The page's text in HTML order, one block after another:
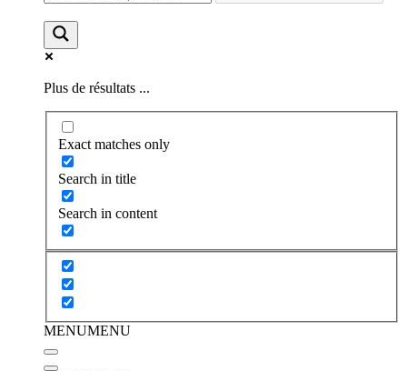
Plus de résultats ...
Exact matches only
Search in title
Search in content
MENUMENU